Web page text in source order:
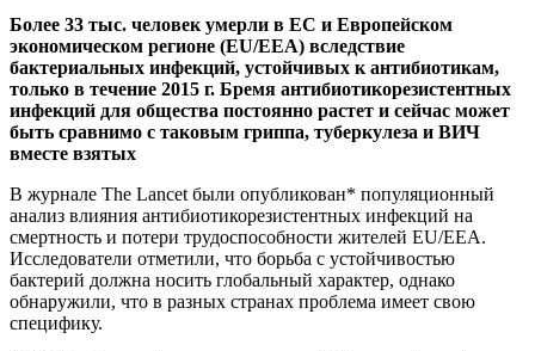
Более 33 тыс. человек умерли в ЕС и Европейском
экономическом регионе (EU/EEA) вследствие
бактериальных инфекций, устойчивых к антибиотикам,
только в течение 2015 г. Бремя антибиотикорезистентных
инфекций для общества постоянно растет и сейчас может
быть сравнимо с таковым гриппа, туберкулеза и ВИЧ
вместе взятых
В журнале The Lancet были опубликован* популяционный
анализ влияния антибиотикорезистентных инфекций на
смертность и потери трудоспособности жителей EU/EEA.
Исследователи отметили, что борьба с устойчивостью
бактерий должна носить глобальный характер, однако
обнаружили, что в разных странах проблема имеет свою
специфику.